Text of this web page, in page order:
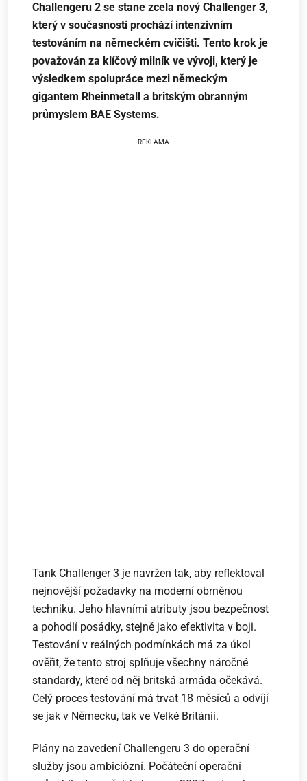
Challengeru 2 se stane zcela nový Challenger 3,
který v současnosti prochází intenzivním
testováním na německém cvičišti. Tento krok je
považován za klíčový milník ve vývoji, který je
výsledkem spolupráce mezi německým
gigantem Rheinmetall a britským obranným
průmyslem BAE Systems.
Tank Challenger 3 je navržen tak, aby reflektoval
nejnovější požadavky na moderní obrněnou
techniku. Jeho hlavními atributy jsou bezpečnost
a pohodlí posádky, stejně jako efektivita v boji.
Testování v reálných podmínkách má za úkol
ověřit, že tento stroj splňuje všechny náročné
standardy, které od něj britská armáda očekává.
Celý proces testování má trvat 18 měsíců a odvíjí
se jak v Německu, tak ve Velké Británii.
Plány na zavedení Challengeru 3 do operační
služby jsou ambiciózní. Počáteční operační